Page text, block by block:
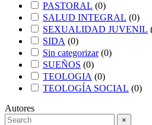
PASTORAL (0)
SALUD INTEGRAL (0)
SEXUALIDAD JUVENIL
SIDA (0)
Sin categorizar (0)
SUEÑOS (0)
TEOLOGIA (0)
TEOLOGÍA SOCIAL (0)
Autores
×